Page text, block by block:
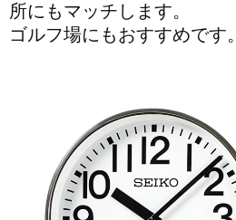
所にもマッチします。
ゴルフ場にもおすすめです。